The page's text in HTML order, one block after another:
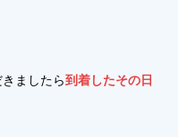
ましたら到着したその日